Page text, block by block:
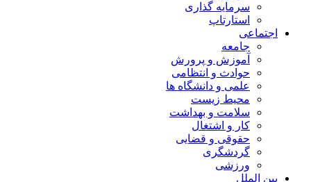
سرمایه گذاری
استارتاپ
اجتماعی
جامعه
آموزش و پرورش
حوادث و انتظامی
علمی و دانشگاه ها
محیط زیست
سلامت و بهداشت
کار و اشتغال
حقوقی و قضایی
گردشگری
ورزشی
بین الملل